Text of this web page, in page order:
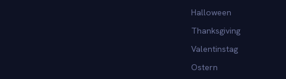
Halloween
Thanksgiving
Valentinstag
Ostern